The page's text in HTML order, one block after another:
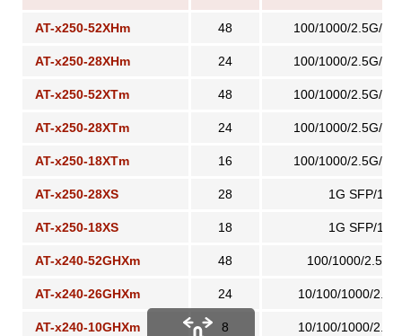
AT-x250-52XHm 48 100/1000/2.5G/
AT-x250-28XHm 24 100/1000/2.5G/
AT-x250-52XTm 48 100/1000/2.5G/
AT-x250-28XTm 24 100/1000/2.5G/
AT-x250-18XTm 16 100/1000/2.5G/
AT-x250-28XS 28 1G SFP/
AT-x250-18XS 18 1G SFP/
AT-x240-52GHXm 48 100/1000/2.5G/
AT-x240-26GHXm 24 10/100/1000/
AT-x240-10GHXm 8 10/100/1000/